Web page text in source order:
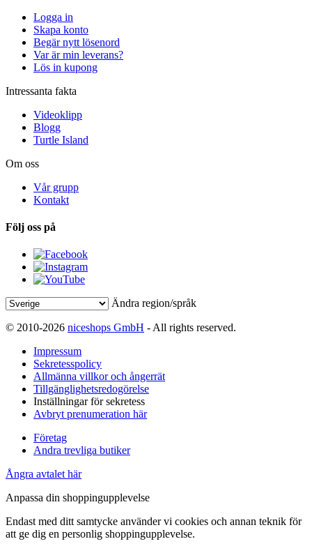
Logga in
Skapa konto
Begär nytt lösenord
Var är min leverans?
Lös in kupong
Intressanta fakta
Videoklipp
Blogg
Turtle Island
Om oss
Vår grupp
Kontakt
Följ oss på
Ändra region/språk
© 2010-2026 niceshops GmbH - All rights reserved.
Impressum
Sekretesspolicy
Allmänna villkor och ångerrät
Tillgänglighetsredogörelse
Inställningar för sekretess
Avbryt prenumeration här
Företag
Andra trevliga butiker
Ångra avtalet här
Anpassa din shoppingupplevelse
Endast med ditt samtycke använder vi cookies och annan teknik för
att ge dig en personlig shoppingupplevelse.